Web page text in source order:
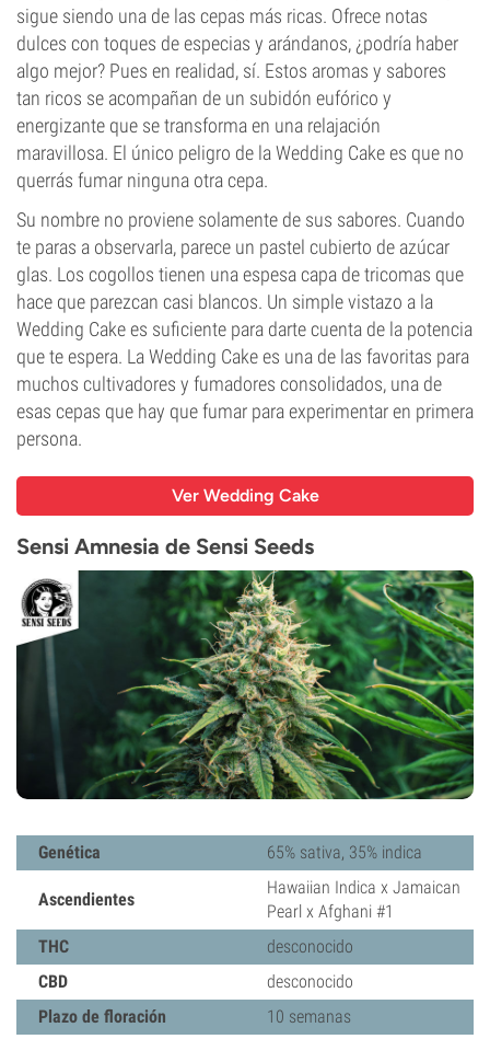
sigue siendo una de las cepas más ricas. Ofrece notas
dulces con toques de especias y arándanos, ¿podría haber
algo mejor? Pues en realidad, sí. Estos aromas y sabores
tan ricos se acompañan de un subidón eufórico y
energizante que se transforma en una relajación
maravillosa. El único peligro de la Wedding Cake es que no
querrás fumar ninguna otra cepa.
Su nombre no proviene solamente de sus sabores. Cuando
te paras a observarla, parece un pastel cubierto de azúcar
glas. Los cogollos tienen una espesa capa de tricomas que
hace que parezcan casi blancos. Un simple vistazo a la
Wedding Cake es suficiente para darte cuenta de la potencia
que te espera. La Wedding Cake es una de las favoritas para
muchos cultivadores y fumadores consolidados, una de
esas cepas que hay que fumar para experimentar en primera
persona.
Ver Wedding Cake
Sensi Amnesia de Sensi Seeds
Genética 65% sativa, 35% indica
Ascendientes
Hawaiian Indica x Jamaican
Pearl x Afghani #1
THC
desconocido
CBD
desconocido
Plazo de floración
10 semanas